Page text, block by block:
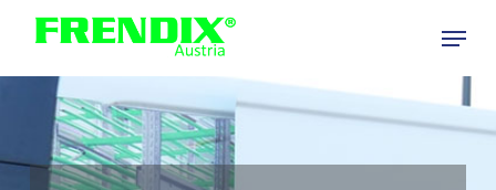
Menu